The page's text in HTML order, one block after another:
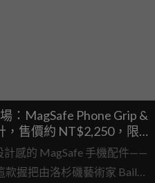
：MagSafe Phone Grip &
，售價約 NT$2,250，限
計感的 MagSafe 手機配件——
握把由洛杉磯藝術家 Bailey